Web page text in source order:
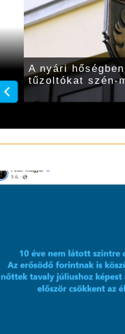
A nyári
tűzoltókat szén-